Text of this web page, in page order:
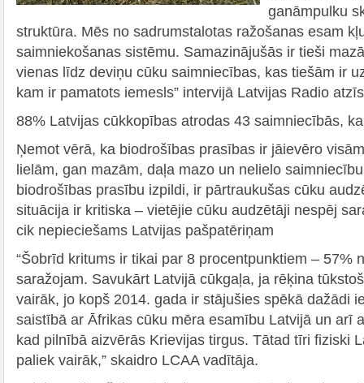
ganāmpulku
struktūra. Mēs no sadrumstalotas ražošanas esam
saimniekošanas sistēmu. Samazinājušās ir tieši
vienas līdz deviņu cūku saimniecības, kas tiešām ir
kam ir pamatots iemesls” intervijā Latvijas Radio
88% Latvijas cūkkopības atrodas 43 saimniecībās,
Ņemot vērā, ka biodrošības prasības ir jāievēro
lielām, gan mazām, daļa mazo un nelielo
biodrošības prasību izpildi, ir pārtraukušas cūku
situācija ir kritiska – vietējie cūku audzētāji nespēj
cik nepieciešams Latvijas pašpatēriņam
“Šobrīd kritums ir tikai par 8 procentpunktiem – 57%
saražojam. Savukārt Latvijā cūkgaļa, ja rēķina
vairāk, jo kopš 2014. gada ir stājušies spēkā dažādi
saistībā ar Āfrikas cūku mēra esamību Latvijā un arī
kad pilnībā aizvērās Krievijas tirgus. Tātad tīri fiziski
paliek vairāk,” skaidro LCAA vadītāja.